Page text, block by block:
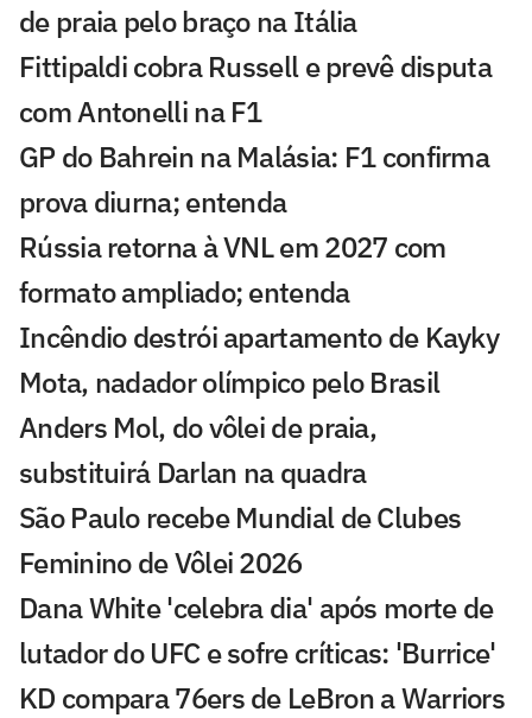
de praia pelo braço na Itália
Fittipaldi cobra Russell e prevê disputa
com Antonelli na F1
GP do Bahrein na Malásia: F1 confirma
prova diurna; entenda
Rússia retorna à VNL em 2027 com
formato ampliado; entenda
Incêndio destrói apartamento de Kayky
Mota, nadador olímpico pelo Brasil
Anders Mol, do vôlei de praia,
substituirá Darlan na quadra
São Paulo recebe Mundial de Clubes
Feminino de Vôlei 2026
Dana White 'celebra dia' após morte de
lutador do UFC e sofre críticas: 'Burrice'
KD compara 76ers de LeBron a Warriors